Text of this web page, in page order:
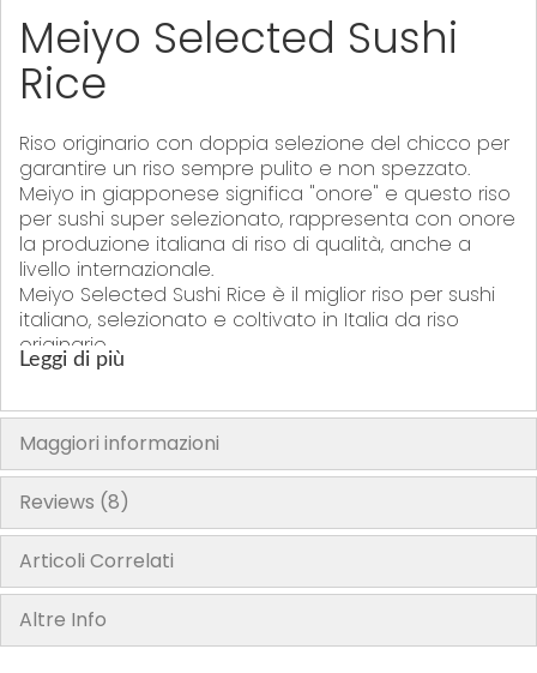
Meiyo Selected Sushi
Rice
Riso originario con doppia selezione del chicco per
garantire un riso sempre pulito e non spezzato.
Meiyo in giapponese significa "onore" e questo riso
per sushi super selezionato, rappresenta con onore
la produzione italiana di riso di qualità, anche a
livello internazionale.
Meiyo Selected Sushi Rice è il miglior riso per sushi
italiano, selezionato e coltivato in Italia da riso
originario.
Un riso garantito da Nipponia dedicato ai
europei.
La confezione sottovuoto sigilla a lungo la freschezza e la corretta
Leggi di più
Maggiori informazioni
Reviews 8
Articoli Correlati
Altre Info